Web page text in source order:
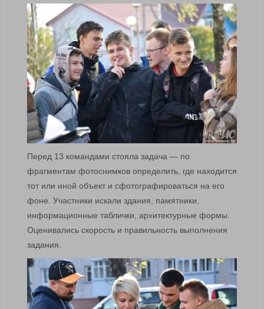
Перед 13 командами стояла задача — по
фрагментам фотоснимков определить, где находится
тот или иной объект и сфотографироваться на его
фоне. Участники искали здания, памятники,
информационные таблички, архитектурные формы.
Оценивались скорость и правильность выполнения
задания.